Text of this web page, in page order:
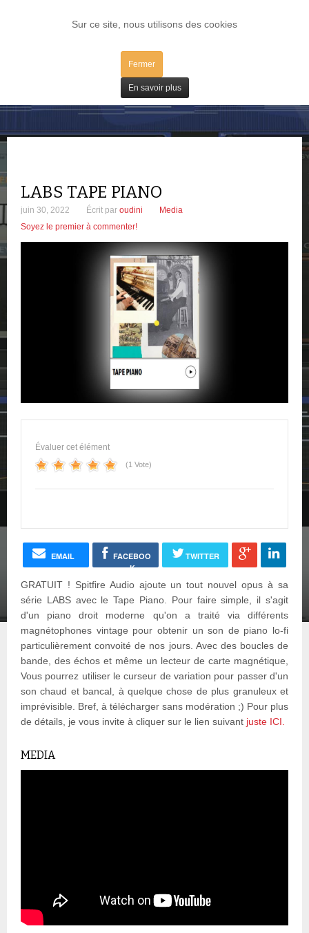
Sur ce site, nous utilisons des cookies
Fermer
En savoir plus
LOG IN
LABS TAPE PIANO
juin 30, 2022 Écrit par oudini
Media
Soyez le premier à commenter!
Évaluer cet élément
(1 Vote)
EMAIL
FACEBOO
K
TWITTER
GRATUIT ! Spitfire Audio ajoute un tout nouvel opus à sa
série LABS avec le Tape Piano. Pour faire simple, il s'agit
d'un piano droit moderne qu'on a traité via différents
magnétophones vintage pour obtenir un son de piano lo-fi
particulièrement convoité de nos jours. Avec des boucles de
bande, des échos et même un lecteur de carte magnétique,
Vous pourrez utiliser le curseur de variation pour passer d'un
son chaud et bancal, à quelque chose de plus granuleux et
imprévisible. Bref, à télécharger sans modération ;) Pour plus
de détails, je vous invite à cliquer sur le lien suivant juste ICI.
MEDIA